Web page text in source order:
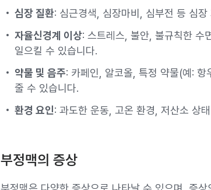
심장 질환: 심근경색, 심장마비, 심부전 등 심
자율신경계 이상: 스트레스, 불안, 불규칙한 수
일으킬 수 있습니다.
약물 및 음주: 카페인, 알코올, 특정 약물(예:
줄 수 있습니다.
환경 요인: 과도한 운동, 고온 환경, 저산소 상
부정맥의 증상